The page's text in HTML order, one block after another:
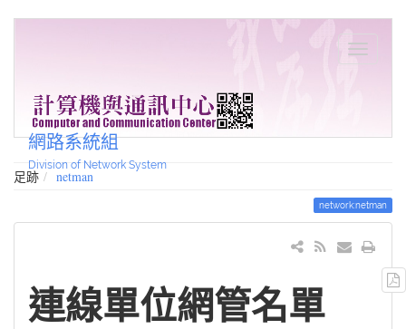
網路系統組
Division of Network System
足跡 netman
network:netman
連線單位網管名單